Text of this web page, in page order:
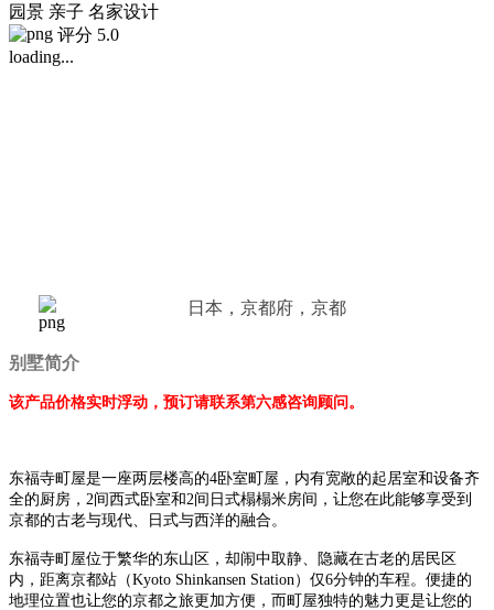
园景 亲子 名家设计
评分 5.0
loading...
日本，京都府，京都
别墅简介
该产品价格实时浮动，预订请联系第六感咨询顾问。
东福寺町屋是一座两层楼高的4卧室町屋，内有宽敞的起居室和设备齐
全的厨房，2间西式卧室和2间日式榻榻米房间，让您在此能够享受到
京都的古老与现代、日式与西洋的融合。
东福寺町屋位于繁华的东山区，却闹中取静、隐藏在古老的居民区
内，距离京都站（Kyoto Shinkansen Station）仅6分钟的车程。便捷的
地理位置也让您的京都之旅更加方便，而町屋独特的魅力更是让您的